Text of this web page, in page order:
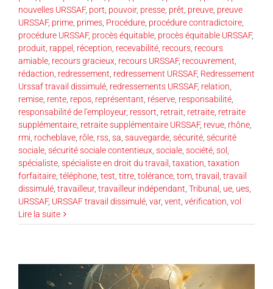
nouvelles URSSAF, port, pouvoir, presse, prêt, preuve, preuve
URSSAF, prime, primes, Procédure, procédure contradictoire,
procédure URSSAF, procès équitable, procès équitable URSSAF,
produit, rappel , réception, recevabilité, recours, recours
amiable, recours gracieux, recours URSSAF, recouvrement,
rédaction, redressement, redressement URSSAF, Redressement
Urssaf travail dissimulé, redressements URSSAF, relation,
remise, rente, repos, représentant, réserve, responsabilité,
responsabilité de l'employeur, ressort, retrait, retraite, retraite
supplémentaire, retraite supplémentaire URSSAF, revue, rhône,
rmi, rocheblave, rôle, rss, sa, sauvegarde, sécurité, sécurité
sociale, sécurité sociale contentieux, sociale, société, sol ,
spécialiste, spécialiste en droit du travail , taxation, taxation
forfaitaire, téléphone, test, titre, tolérance, tom, travail , travail
dissimulé, travailleur, travailleur indépendant, Tribunal , ue, ues,
URSSAF, URSSAF travail dissimulé, var, vent, vérification, vol
Lire la suite